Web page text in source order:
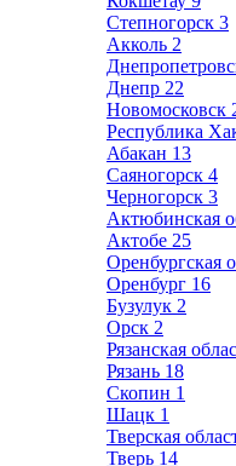
Степногорск 3
Акколь 2
Днепр 22
Новомосковск
Республика
Абакан 13
Саяногорск 4
Черногорск 3
Актюбинская
Актобе 25
Оренбургская
Оренбург 16
Бузулук 2
Орск 2
Рязанская
Рязань 18
Скопин 1
Шацк 1
Тверская
Тверь 14